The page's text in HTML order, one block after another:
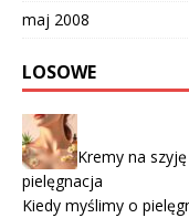
maj 2008
LOSOWE
Kremy na
pielęgnacja
Kiedy myślimy o